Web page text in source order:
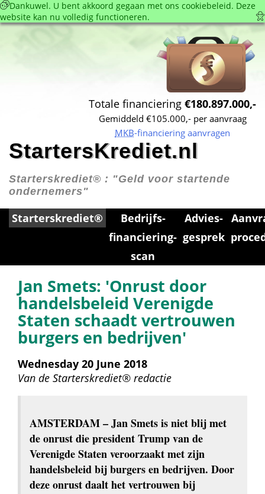
Dankuwel. U bent akkoord gegaan met ons cookie­beleid. Deze
website kan nu volledig functioneren.
Totale financiering €180.897.000,-
Gemiddeld €105.000,- per aanvraag
MKB-financiering aanvragen
StartersKrediet.nl
Starterskrediet® : "Geld voor startende
ondernemers"
Starterskrediet®
Bedrijfs­
financiering­
scan
Advies­
gesprek
Jan Smets: 'Onrust door
handelsbeleid Verenigde
Staten schaadt vertrouwen
burgers en bedrijven'
Wednesday 20 June 2018
Van de Starterskrediet® redactie
AMSTERDAM – Jan Smets is niet blij met
de onrust die president Trump van de
Verenigde Staten veroorzaakt met zijn
handelsbeleid bij burgers en bedrijven. Door
deze onrust daalt het vertrouwen bij